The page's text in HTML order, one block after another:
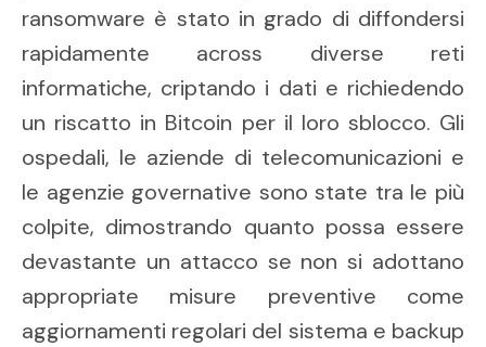
ransomware è stato in grado di diffondersi
rapidamente across diverse reti
informatiche, criptando i dati e richiedendo
un riscatto in Bitcoin per il loro sblocco. Gli
ospedali, le aziende di telecomunicazioni e
le agenzie governative sono state tra le più
colpite, dimostrando quanto possa essere
devastante un attacco se non si adottano
appropriate misure preventive come
aggiornamenti regolari del sistema e backup